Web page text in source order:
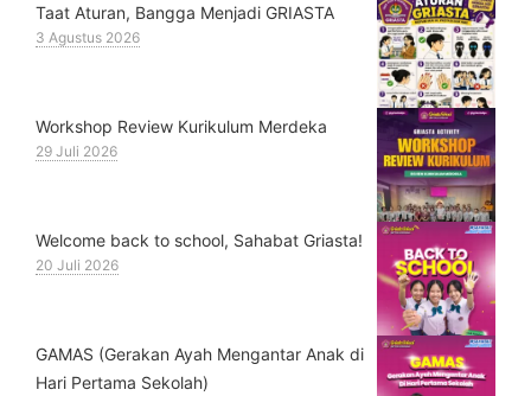
Taat Aturan, Bangga Menjadi GRIASTA
3 Agustus 2026
Workshop Review Kurikulum Merdeka
29 Juli 2026
Welcome back to school, Sahabat Griasta!
20 Juli 2026
GAMAS (Gerakan Ayah Mengantar Anak di
Hari Pertama Sekolah)